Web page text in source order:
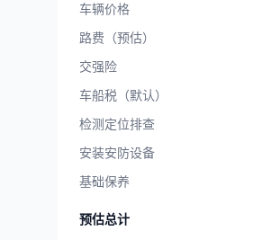
车辆价格
路费（预估）
交强险
车船税（默认）
检测定位排查
安装安防设备
基础保养
预估总计